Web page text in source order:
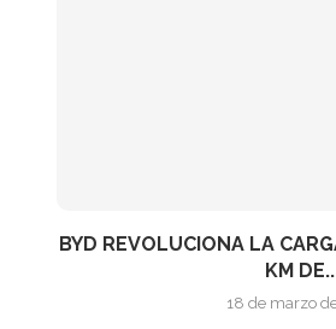
BYD REVOLUCIONA LA CARGA
KM DE...
18 de marzo de